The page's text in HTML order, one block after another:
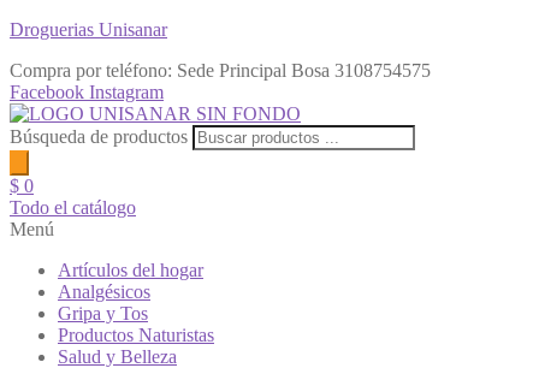
Droguerias Unisanar
Compra por teléfono: Sede Principal Bosa 3108754575
Facebook Instagram
Búsqueda de productos
$ 0
Todo el catálogo
Menú
Artículos del hogar
Analgésicos
Gripa y Tos
Productos Naturistas
Salud y Belleza